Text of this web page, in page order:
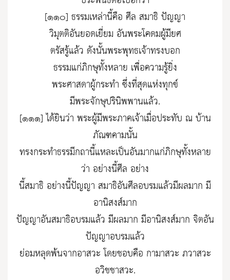
[๑๑๐] ธรรมเหล่านี้คือ ศีล สมาธิ ปัญญา
วิมุตติอันยอดเยี่ยม อันพระโคดมผู้มียศ
ตรัสรู้แล้ว ดังนั้นพระพุทธเจ้าทรงบอก
ธรรมแก่ภิกษุทั้งหลาย เพื่อความรู้ยิ่ง
พระศาสดาผู้กระทำ ซึ่งที่สุดแห่งทุกข์
มีพระจักษุปรินิพพานแล้ว.
[๑๑๑] ได้ยินว่า พระผู้มีพระภาคเจ้าเมื่อประทับ ณ บ้าน
ภัณฑคามนั้น
ทรงกระทำธรรมีกถานี้แหละเป็นอันมากแก่ภิกษุทั้งหลาย
ว่า อย่างนี้ศีล อย่าง
นี้สมาธิ อย่างนี้ปัญญา สมาธิอันศีลอบรมแล้วมีผลมาก มี
อานิสงส์มาก
ปัญญาอันสมาธิอบรมแล้ว มีผลมาก มีอานิสงส์มาก จิตอัน
ปัญญาอบรมแล้ว
ย่อมหลุดพ้นจากอาสวะ โดยชอบคือ กามาสวะ ภวาสวะ
อวิชชาสวะ.